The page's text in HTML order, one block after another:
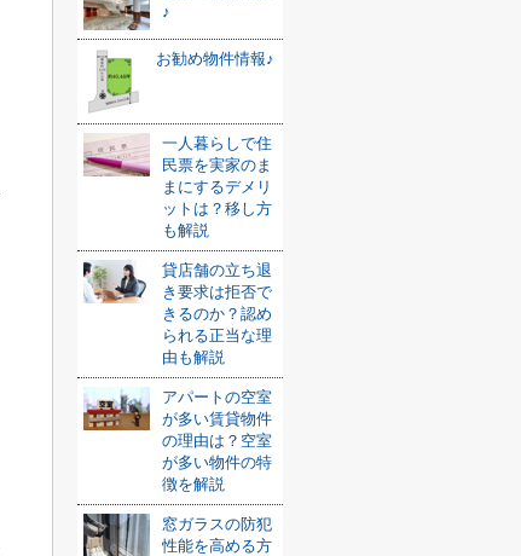
♪
お勧め物件情報♪
一人暮らしで住
民票を実家のま
まにするデメリ
ットは？移し方
も解説
貸店舗の立ち退
き要求は拒否で
きるのか？認め
られる正当な理
由も解説
アパートの空室
が多い賃貸物件
の理由は？空室
が多い物件の特
徴を解説
窓ガラスの防犯
性能を高める方